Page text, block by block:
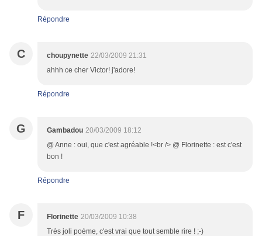
Répondre
C choupynette 22/03/2009 21:31
ahhh ce cher Victor! j'adore!
Répondre
G Gambadou 20/03/2009 18:12
@ Anne : oui, que c'est agréable !<br /> @ Florinette : est c'est
bon !
Répondre
F Florinette 20/03/2009 10:38
Très joli poème, c'est vrai que tout semble rire ! ;-)